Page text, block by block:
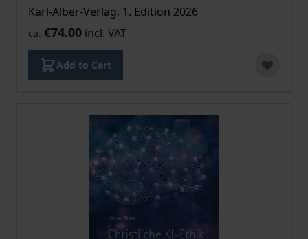
Karl-Alber-Verlag, 1. Edition 2026
ca. €74.00 incl. VAT
Add to Cart